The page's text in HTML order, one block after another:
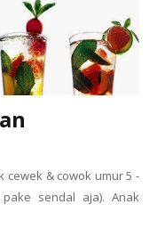
cewek & cowok umur 5 -
sendal aja). Anak